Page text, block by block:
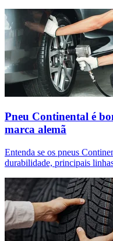
Pneu Continental é
marca alemã
Entenda se os pneus
durabilidade, principais